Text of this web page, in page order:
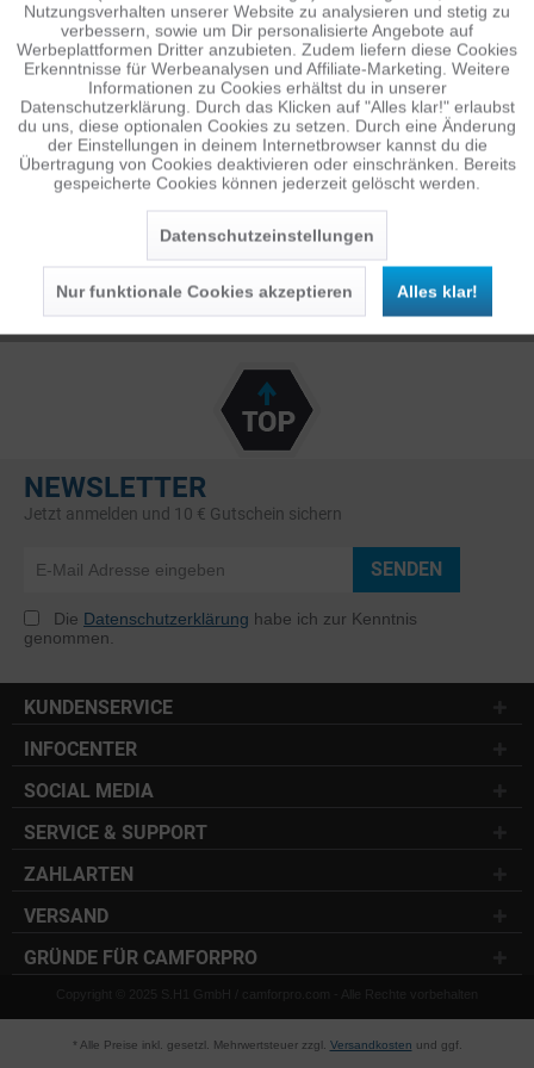
FEELWORLD
NEWSLETTER
Jetzt anmelden und 10 € Gutschein sichern
SENDEN
Die Datenschutzerklärung habe ich zur Kenntnis
genommen.
KUNDENSERVICE
INFOCENTER
SOCIAL MEDIA
SERVICE & SUPPORT
ZAHLARTEN
VERSAND
GRÜNDE FÜR CAMFORPRO
Copyright © 2025 S.H1 GmbH / camforpro.com - Alle Rechte vorbehalten
* Alle Preise inkl. gesetzl. Mehrwertsteuer zzgl. Versandkosten und ggf.
Tracking Inaktiv
Personalisierung Inaktiv
Service Inaktiv
Nutzungsverhalten unserer Website zu analysieren und stetig zu
verbessern, sowie um Dir personalisierte Angebote auf
Werbeplattformen Dritter anzubieten. Zudem liefern diese Cookies
Erkenntnisse für Werbeanalysen und Affiliate-Marketing. Weitere
Informationen zu Cookies erhältst du in unserer
Datenschutzerklärung. Durch das Klicken auf "Alles klar!" erlaubst
du uns, diese optionalen Cookies zu setzen. Durch eine Änderung
der Einstellungen in deinem Internetbrowser kannst du die
Übertragung von Cookies deaktivieren oder einschränken. Bereits
gespeicherte Cookies können jederzeit gelöscht werden.
Datenschutzeinstellungen
Nur funktionale Cookies akzeptieren Alles klar!